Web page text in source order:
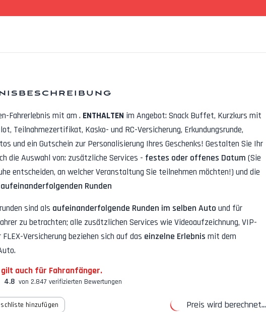
Fahrerlebnis mit am . ENTHALTEN im Angebot: Snack Buffet, Kurzkurs mit
Teilnahmezertifikat, Kasko- und RC-Versicherung, Erkundungsrunde,
und ein Gutschein zur Personalisierung Ihres Geschenks! Gestalten Sie Ihr
die Auswahl von: zusätzliche Services - festes oder offenes Datum (Sie
entscheiden, an welcher Veranstaltung Sie teilnehmen möchten!) und die
Runden
sind als aufeinanderfolgende Runden im selben Auto und für
zu betrachten; alle zusätzlichen Services wie Videoaufzeichnung, VIP-
Versicherung beziehen sich auf das einzelne Erlebnis mit dem
gilt auch für Fahranfänger.
4.8 von 2.847 verifizierten Bewertungen
hinzufügen Preis wird berechnet...